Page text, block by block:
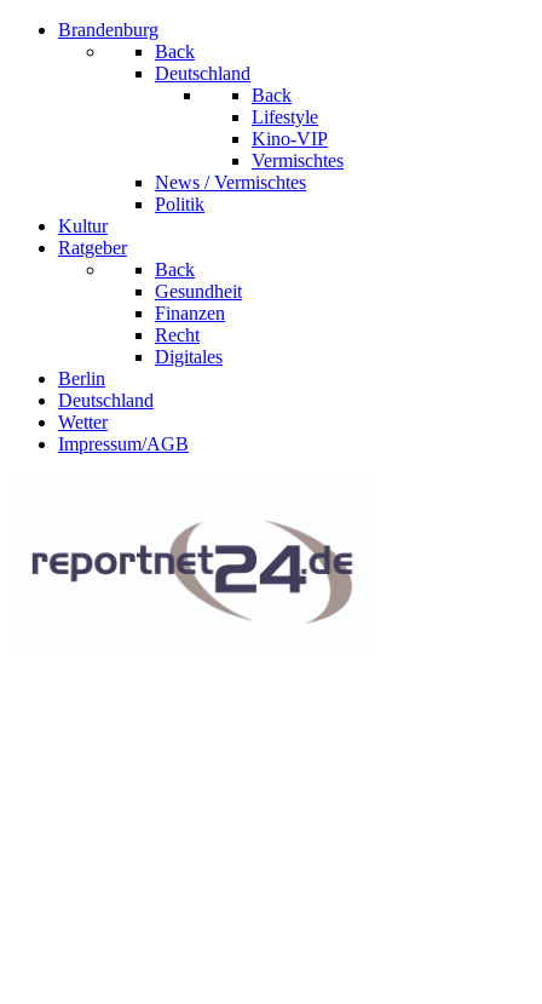
Brandenburg
Back
Deutschland
Back
Lifestyle
Kino-VIP
Vermischtes
News / Vermischtes
Politik
Kultur
Ratgeber
Back
Gesundheit
Finanzen
Recht
Digitales
Berlin
Deutschland
Wetter
Impressum/AGB